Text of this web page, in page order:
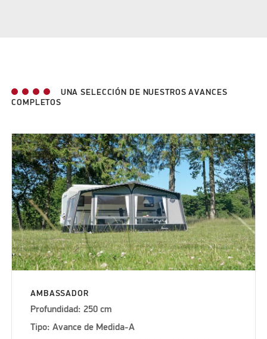
UNA SELECCIÓN DE NUESTROS AVANCES
COMPLETOS
AMBASSADOR
Profundidad: 250 cm
Tipo: Avance de Medida-A